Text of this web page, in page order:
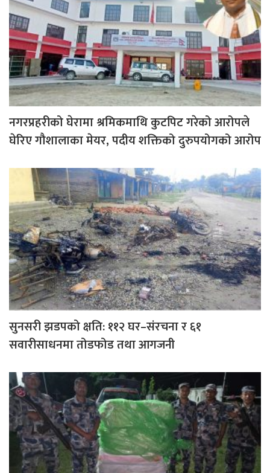
नगरप्रहरीको घेरामा श्रमिकमाथि कुटपिट गरेको आरोपले
घेरिए गौशालाका मेयर, पदीय शक्तिको दुरुपयोगको आरोप
सुनसरी झडपको क्षति: ११२ घर–संरचना र ६१
सवारीसाधनमा तोडफोड तथा आगजनी